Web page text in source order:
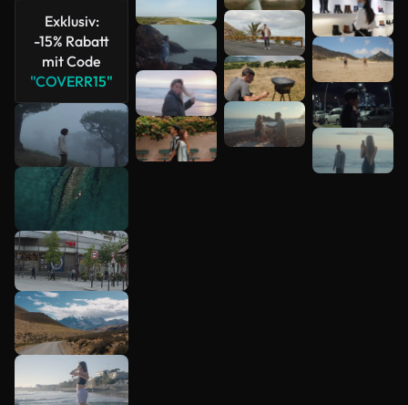
Exklusiv:
-15% Rabatt
mit Code
"COVERR15"